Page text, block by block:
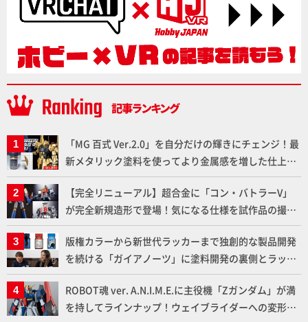
「MG 百式 Ver.2.0」を自分だけの輝きにチェンジ！最
新メタリック塗料を使ってより金属感を増した仕上が
りに!!【試し読み】
【完全リニューアル】超合金に「コン・バトラーV」
が完全新規造形で登場！気になる仕様を試作品の撮り
下ろしでご紹介!!さらに「大鉄人17」＆「ワンエイ
ト」セット情報もお届け！【超合金の魂】
版権カラーから新世代ラッカーまで独創的な製品開発
を続ける「ガイアノーツ」に塗料開発の裏側とラッカ
ー塗料の未来についてインタビュー！
ROBOT魂 ver. A.N.I.M.E.に主役機「Zガンダム」が満
を持してラインナップ！ウェイブライダーへの変形、